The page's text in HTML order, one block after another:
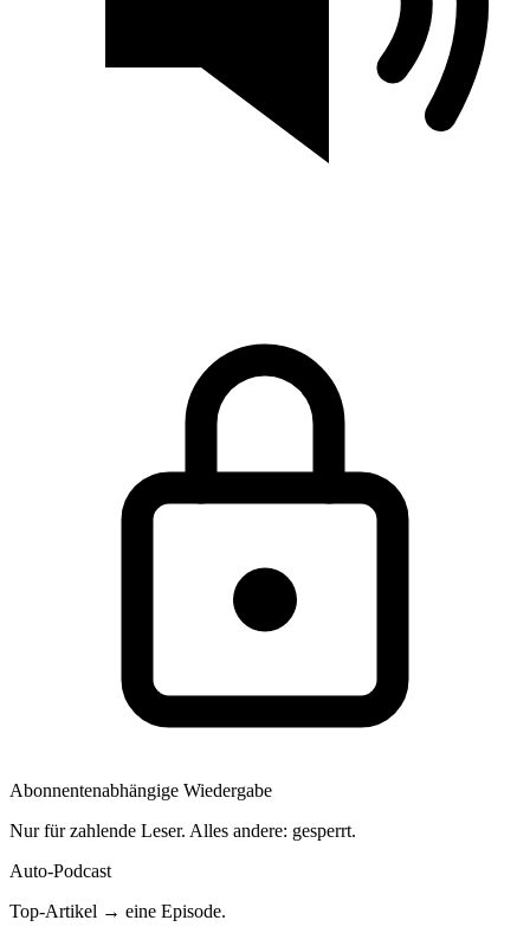
Abonnentenabhängige Wiedergabe
Nur für zahlende Leser. Alles andere: gesperrt.
Auto-Podcast
Top-Artikel → eine Episode.